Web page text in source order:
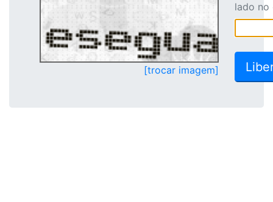
[trocar imagem]
lado no